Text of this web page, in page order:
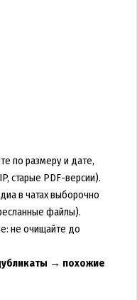
по размеру и дате,
старые PDF-версии).
в чатах выборочно
файлы).
не очищайте до
→ похожие